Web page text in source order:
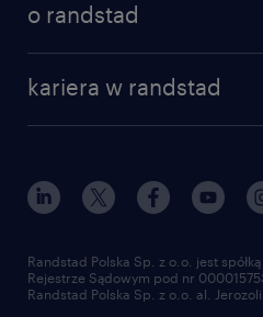
o randstad
kariera w randstad
Randstad Polska Sp. z o.o. jest
Rejestrze Sądowym pod nr
Randstad Polska Sp. z o.o. al.